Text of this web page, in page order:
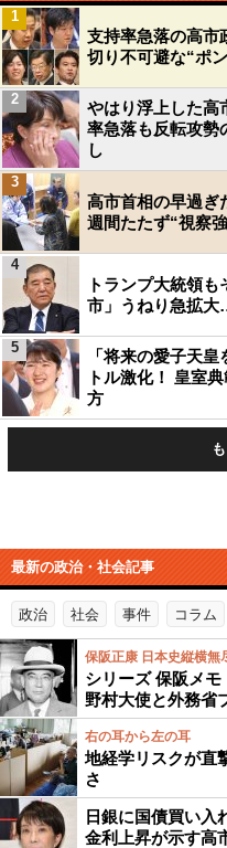
支持率急落の高市
切り不可避な“ポ
1
やはり浮上した
率急落も反転攻勢
し
2
高市首相の早過
週間たたず“視察
3
トランプ大統領
市」うねり急拡
4
「将来の愛子天
トル激化！ 皇室
方
5
最新の政治・社会記事
政治 社会 事件 コラム
保阪正康 日本史縦横無
シリーズ 保阪メ
野村大使と外務省
右の耳から左の耳
地経学リスクが直
さ
日銀に国債買い入
金利上昇が示す高